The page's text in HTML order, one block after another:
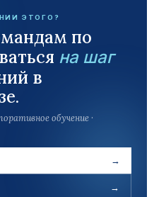
ЭТОГО?
по
на шаг
в
обучение ·
→
→